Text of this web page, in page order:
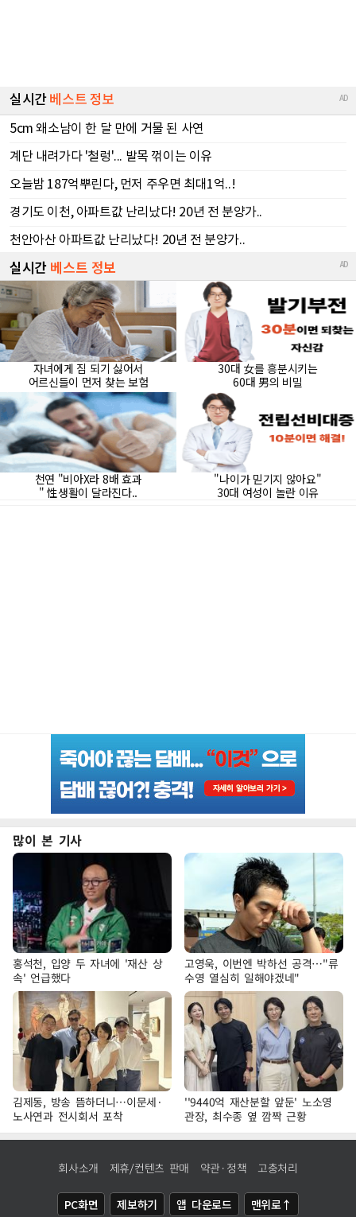
많이 본 기사
홍석천, 입양 두 자녀에 '재산 상
속' 언급했다
고영욱, 이번엔 박하선 공격…"류
수영 열심히 일해야겠네"
김제동, 방송 뜸하더니…이문세·
노사연과 전시회서 포착
''9440억 재산분할 앞둔' 노소영
관장, 최수종 옆 깜짝 근황
회사소개 제휴/컨텐츠 판매 약관·정책 고충처리
PC화면 제보하기 앱 다운로드 맨위로↑